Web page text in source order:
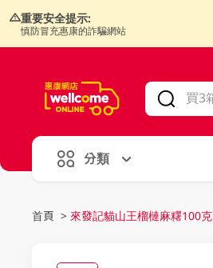
重要安全提示:
慎防冒充惠康的詐騙網站
分類
首頁 > 來發記貓山王榴槤麻糬100克